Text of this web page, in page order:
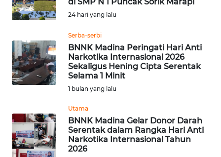
24 hari yang lalu
Serba-serbi
BNNK Madina Peringati Hari Anti
Narkotika Internasional 2026
Sekaligus Hening Cipta Serentak
Selama 1 Minit
1 bulan yang lalu
Utama
BNNK Madina Gelar Donor Darah
Serentak dalam Rangka Hari Anti
Narkotika Internasional Tahun
2026
KAMI
IKLAN
TENTANG
KAMI
MEDIA
SIBER
REDAKSI